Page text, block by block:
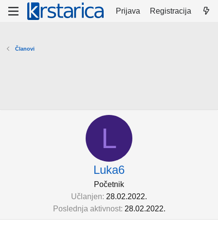
Prijava Registracija
Članovi
L
Luka6
Početnik
Učlanjen 28.02.2022.
Poslednja aktivnost 28.02.2022.